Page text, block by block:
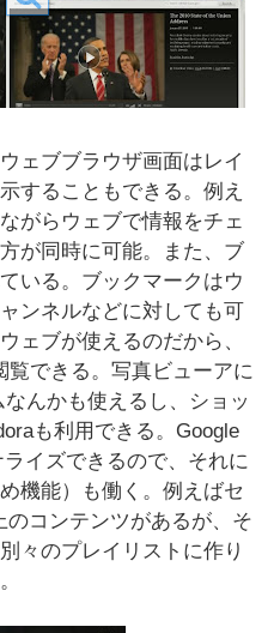
ェブブラウザ画面はレイ
することもできる。例え
がらウェブで情報をチェ
が同時に可能。また、ブ
いる。ブックマークはウ
ンネルなどに対しても可
ェブが使えるのだから、
できる。写真ビューアに
んかも使えるし、ショッ
も利用できる。Google
イズできるので、それに
機能）も働く。例えばセ
コンテンツがあるが、そ
々のプレイリストに作り